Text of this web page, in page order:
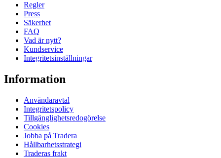
Regler
Press
Säkerhet
FAQ
Vad är nytt?
Kundservice
Integritetsinställningar
Information
Användaravtal
Integritetspolicy
Tillgänglighetsredogörelse
Cookies
Jobba på Tradera
Hållbarhetsstrategi
Traderas frakt